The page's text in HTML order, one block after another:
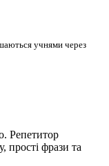
учнями через
Репетитор
прості фрази та